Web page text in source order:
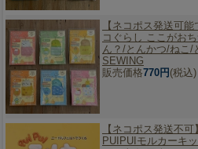
【ネコポス発送可能
コぐらし ここがお
ん？/とんかつ/ねこ/
SEWING
販売価格770円 (税込)
【ネコポス発送不可】
PUIPUIモルカーキ